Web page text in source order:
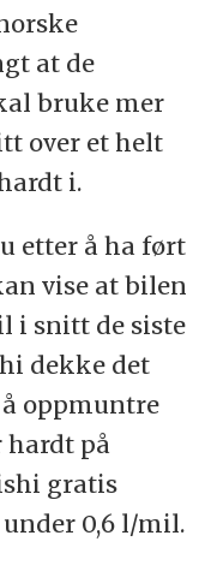
at de
bruke mer
over et helt
i.
etter å ha ført
vise at bilen
i snitt de siste
dekke det
oppmuntre
på
gratis
0,6 l/mil.